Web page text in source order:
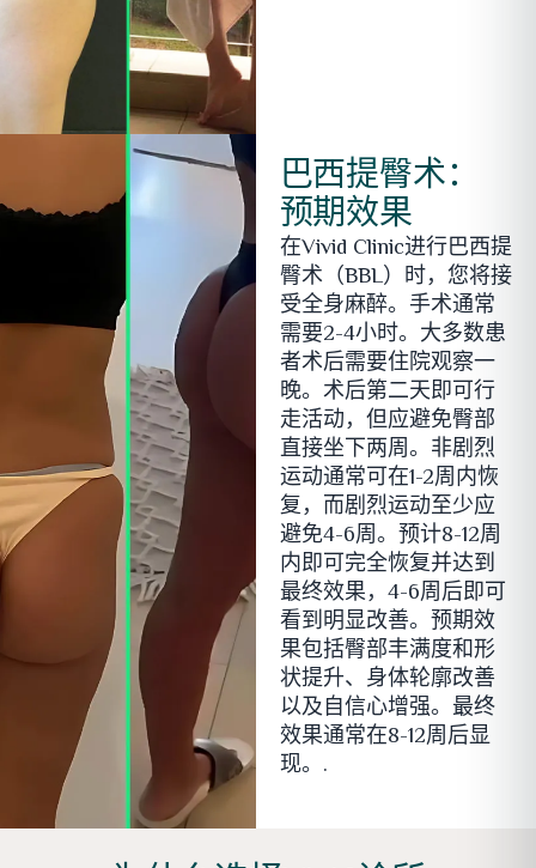
巴西提臀术：
预期效果
在Vivid Clinic进行巴西提
臀术（BBL）时，您将接
受全身麻醉。手术通常
需要2-4小时。大多数患
者术后需要住院观察一
晚。术后第二天即可行
走活动，但应避免臀部
直接坐下两周。非剧烈
运动通常可在1-2周内恢
复，而剧烈运动至少应
避免4-6周。预计8-12周
内即可完全恢复并达到
最终效果，4-6周后即可
看到明显改善。预期效
果包括臀部丰满度和形
状提升、身体轮廓改善
以及自信心增强。最终
效果通常在8-12周后显
现。.